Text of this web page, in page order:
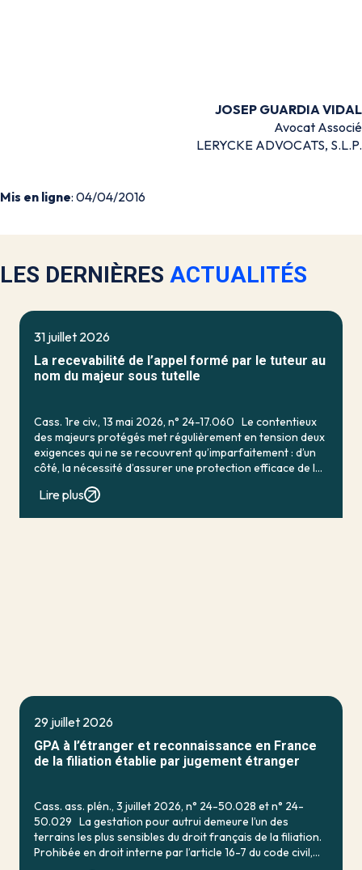
JOSEP GUARDIA VIDAL
Avocat Associé
LERYCKE ADVOCATS, S.L.P.
Mis en ligne: 04/04/2016
LES DERNIÈRES ACTUALITÉS
31 juillet 2026
La recevabilité de l’appel formé par le tuteur au
nom du majeur sous tutelle
Cass. 1re civ., 13 mai 2026, n° 24-17.060 Le contentieux
des majeurs protégés met régulièrement en tension deux
exigences qui ne se recouvrent qu’imparfaitement : d’un
côté, la nécessité d’assurer une protection efficace de la
Lire plus
29 juillet 2026
GPA à l’étranger et reconnaissance en France
de la filiation établie par jugement étranger
Cass. ass. plén., 3 juillet 2026, n° 24-50.028 et n° 24-
50.029 La gestation pour autrui demeure l’un des
terrains les plus sensibles du droit français de la filiation.
Prohibée en droit interne par l’article 16-7 du code civil,